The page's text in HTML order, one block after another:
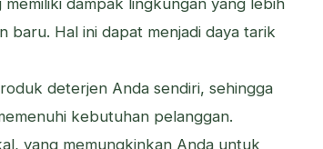
Hal ini dapat menjadi daya tarik
deterjen Anda sendiri, sehingga
kebutuhan pelanggan.
yang memungkinkan Anda untuk